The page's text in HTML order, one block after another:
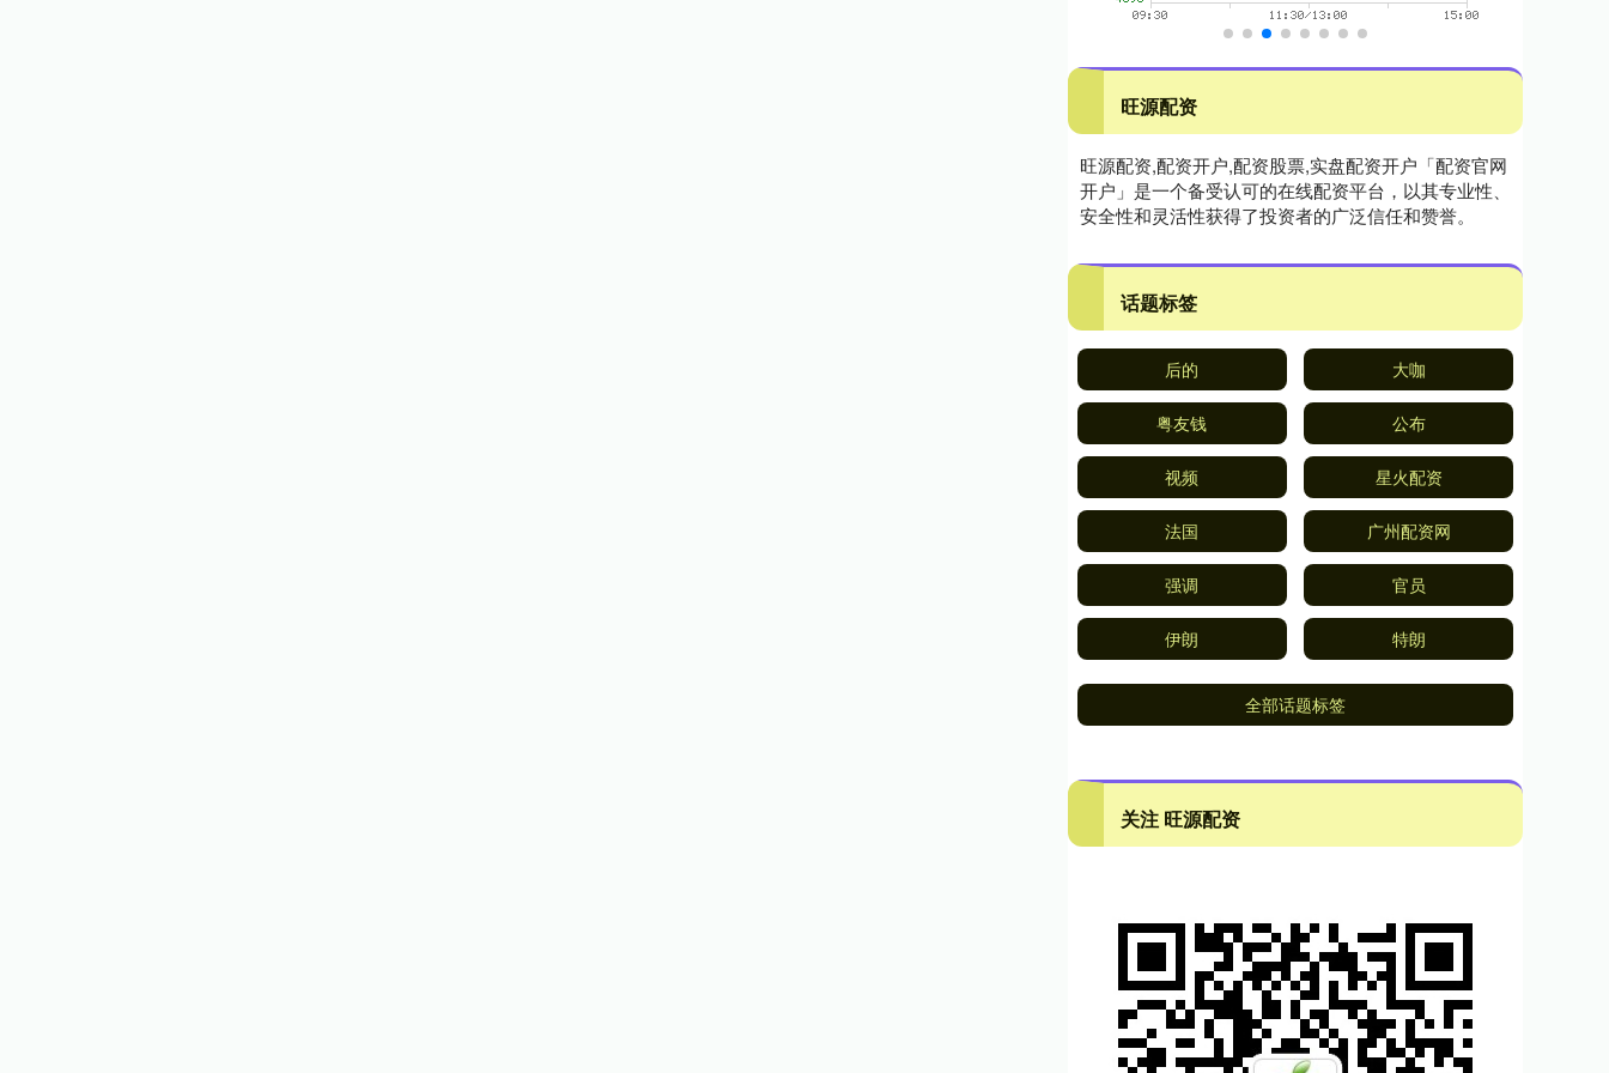
旺源配资
旺源配资,配资开户,配资股票,实盘配资开户「配资官网
开户」是一个备受认可的在线配资平台，以其专业性、
安全性和灵活性获得了投资者的广泛信任和赞誉。
话题标签
后的 大咖
粤友钱 公布
视频 星火配资
法国 广州配资网
强调 官员
伊朗 特朗
全部话题标签
关注 旺源配资